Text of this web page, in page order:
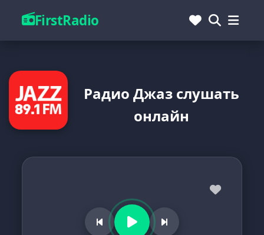
FirstRadio
Радио Джаз слушать
онлайн